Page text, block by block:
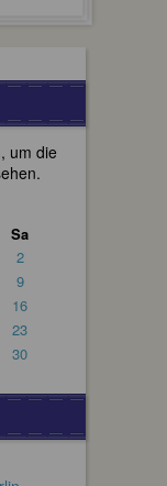
um die
Sa
2
9
16
23
30